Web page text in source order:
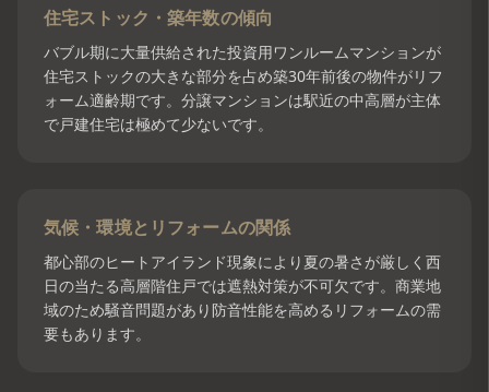
住宅ストック・築年数の傾向
バブル期に大量供給された投資用ワンルームマンションが
住宅ストックの大きな部分を占め築30年前後の物件がリフ
ォーム適齢期です。分譲マンションは駅近の中高層が主体
で戸建住宅は極めて少ないです。
気候・環境とリフォームの関係
都心部のヒートアイランド現象により夏の暑さが厳しく西
日の当たる高層階住戸では遮熱対策が不可欠です。商業地
域のため騒音問題があり防音性能を高めるリフォームの需
要もあります。